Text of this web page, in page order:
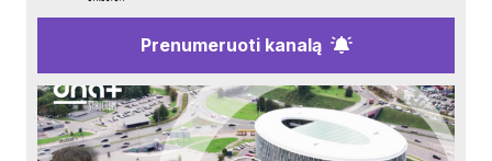
Prenumeruoti kanalą